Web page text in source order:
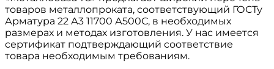
товаров металлопроката, соответствующий ГОСТу
Арматура 22 А3 11700 А500С, в необходимых
размерах и методах изготовления. У нас имеется
сертификат подтверждающий соответствие
товара необходимым требованиям.